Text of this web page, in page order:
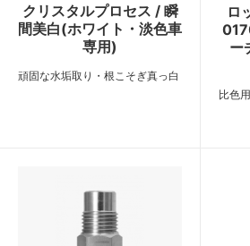
クリスタルプロセス / 瞬
間美白(ホワイト・淡色車
専用)
頑固な水垢取り・根こそぎ真っ白
ロ
ー
比色